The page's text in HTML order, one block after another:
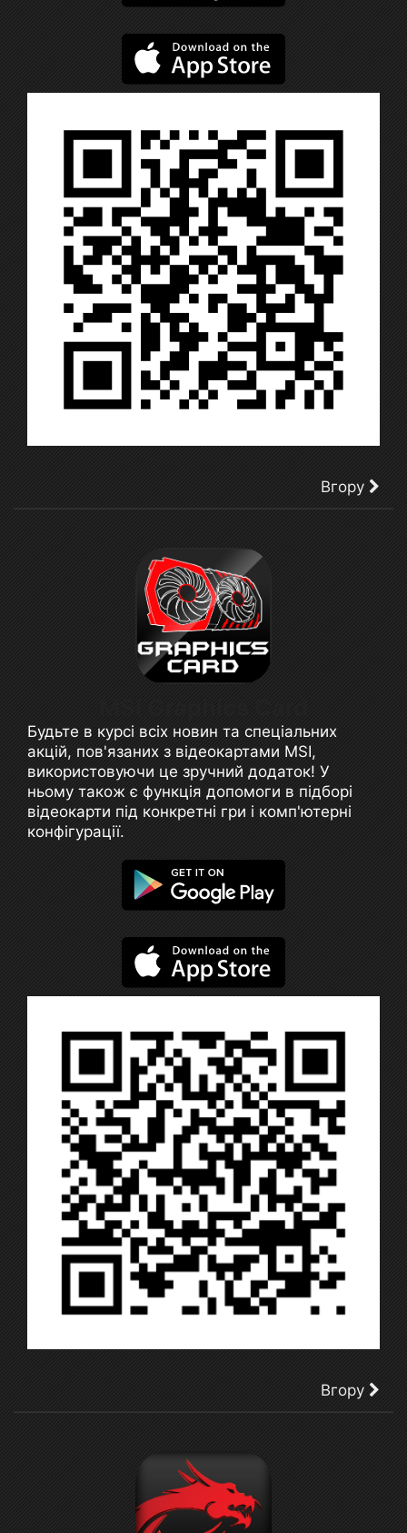
Вгору
Будьте в курсі всіх новин та спеціальних
акцій, пов'язаних з відеокартами MSI,
використовуючи це зручний додаток! У
ньому також є функція допомоги в підборі
відеокарти під конкретні гри і комп'ютерні
конфігурації.
Вгору